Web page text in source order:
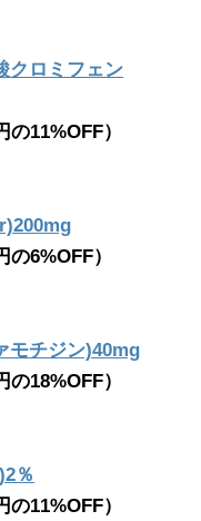
クロミフェン
11%OFF）
6%OFF）
モチジン)40mg
18%OFF）
％
11%OFF）